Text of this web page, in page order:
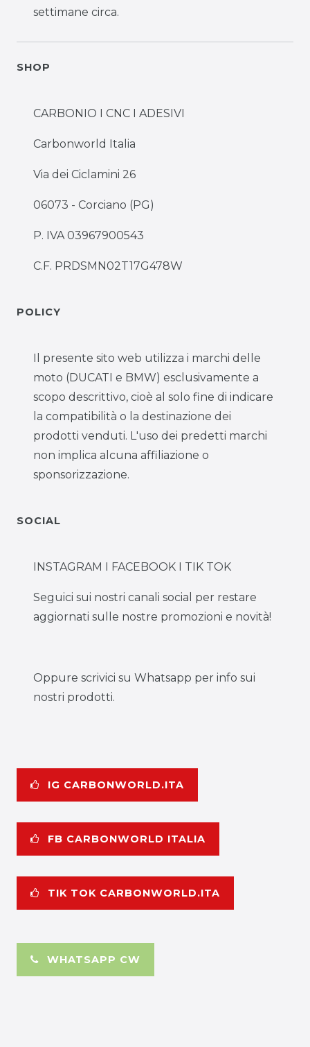
settimane circa.
SHOP
CARBONIO I CNC I ADESIVI
Carbonworld Italia
Via dei Ciclamini 26
06073 - Corciano (PG)
P. IVA 03967900543
C.F. PRDSMN02T17G478W
POLICY
Il presente sito web utilizza i marchi delle
moto (DUCATI e BMW) esclusivamente a
scopo descrittivo, cioè al solo fine di indicare
la compatibilità o la destinazione dei
prodotti venduti. L'uso dei predetti marchi
non implica alcuna affiliazione o
sponsorizzazione.
SOCIAL
INSTAGRAM I FACEBOOK I TIK TOK
Seguici sui nostri canali social per restare
aggiornati sulle nostre promozioni e novità!
Oppure scrivici su Whatsapp per info sui
nostri prodotti.
IG CARBONWORLD.ITA
FB CARBONWORLD ITALIA
TIK TOK CARBONWORLD.ITA
WHATSAPP CW